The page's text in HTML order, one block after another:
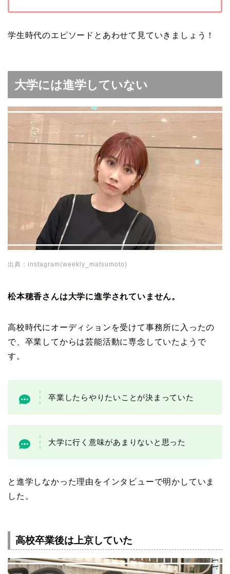
学生時代のエピソードとあわせて見ていきましょう！
大学には進学していない
出典：instagram(weekly_matsumoto)
松本穂香さんは大学に進学されていません。
高校時代にオーディションを受けて事務所に入ったの
で、卒業してからは芸能活動に専念していたようで
す。
卒業したらやりたいことが決まっていた
大学に行く意味があまりないと思った
と進学しなかった理由をインタビューで明かしていま
した。
高校卒業後は上京していた